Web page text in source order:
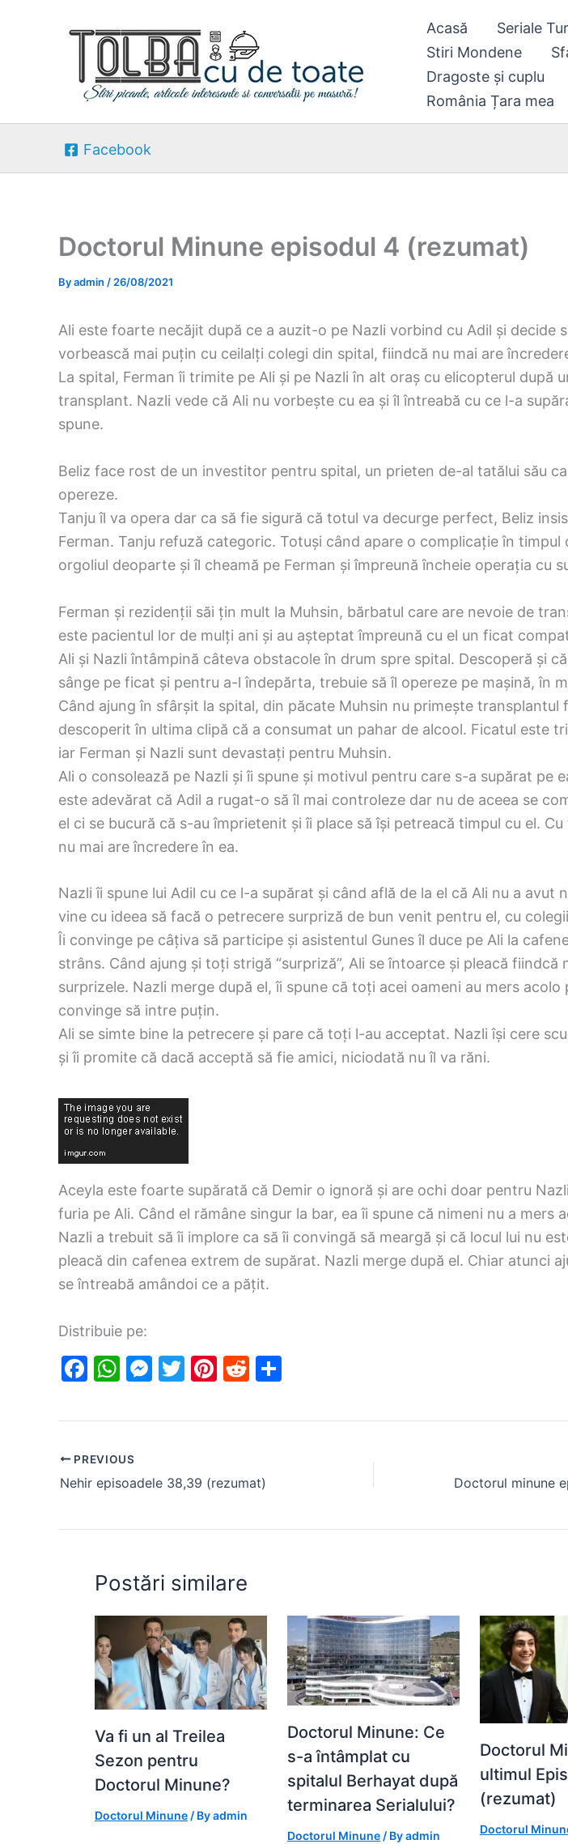
Acasă Seriale
Stiri Mondene
Dragoste și cuplu
România Țara mea
Facebook
Doctorul Minune episodul 4 (rezumat)
Byadmin / 26/08/2021
Ali este foarte necăjit după ce a auzit-o pe Nazli vorbind cu Adil și decide
vorbească mai puțin cu ceilalți colegi din spital, fiindcă nu mai are
La spital, Ferman îi trimite pe Ali și pe Nazli în alt oraș cu elicopterul după
transplant. Nazli vede că Ali nu vorbește cu ea și îl întreabă cu ce l-a
spune.
Beliz face rost de un investitor pentru spital, un prieten de-al tatălui său
opereze.
Tanju îl va opera dar ca să fie sigură că totul va decurge perfect, Beliz
Ferman. Tanju refuză categoric. Totuși când apare o complicație în timpul
orgoliul deoparte și îl cheamă pe Ferman și împreună încheie operația cu
Ferman și rezidenții săi țin mult la Muhsin, bărbatul care are nevoie de
este pacientul lor de mulți ani și au așteptat împreună cu el un ficat
Ali și Nazli întâmpină câteva obstacole în drum spre spital. Descoperă și
sânge pe ficat și pentru a-l îndepărta, trebuie să îl opereze pe mașină, în
Când ajung în sfârșit la spital, din păcate Muhsin nu primește transplantul
descoperit în ultima clipă că a consumat un pahar de alcool. Ficatul este
iar Ferman și Nazli sunt devastați pentru Muhsin.
Ali o consolează pe Nazli și îi spune și motivul pentru care s-a supărat pe
este adevărat că Adil a rugat-o să îl mai controleze dar nu de aceea se
el ci se bucură că s-au împrietenit și îi place să își petreacă timpul cu el.
nu mai are încredere în ea.
Nazli îi spune lui Adil cu ce l-a supărat și când află de la el că Ali nu a avut
vine cu ideea să facă o petrecere surpriză de bun venit pentru el, cu
Îi convinge pe câțiva să participe și asistentul Gunes îl duce pe Ali la
strâns. Când ajung și toți strigă “surpriză”, Ali se întoarce și pleacă fiindcă
surprizele. Nazli merge după el, îi spune că toți acei oameni au mers acolo
convinge să intre puțin.
Ali se simte bine la petrecere și pare că toți l-au acceptat. Nazli își cere
și îi promite că dacă acceptă să fie amici, niciodată nu îl va răni.
Aceyla este foarte supărată că Demir o ignoră și are ochi doar pentru
furia pe Ali. Când el rămâne singur la bar, ea îi spune că nimeni nu a mers
Nazli a trebuit să îi implore ca să îi convingă să meargă și că locul lui nu
pleacă din cafenea extrem de supărat. Nazli merge după el. Chiar atunci
se întreabă amândoi ce a pățit.
Distribuie pe:
F
c
b
o
o
W
at
A
p
p
M
s
e
n
g
T
itt
Pi
er
st
R
d
t
ar
PREVIOUS
Nehir episoadele 38,39 (rezumat) Doctorul minune
Postări similare
Va fi un al Treilea
Sezon pentru
Doctorul Minune?
Doctorul Minune / Byadmin
Doctorul Minune: Ce
s-a întâmplat cu
spitalul Berhayat după
terminarea Serialului?
Doctorul Minune / Byadmin
Doctorul
ultimul
(rezumat)
Doctorul